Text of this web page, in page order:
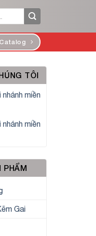
Catalog
TÔI
miền
miền
PHẨM
Gai